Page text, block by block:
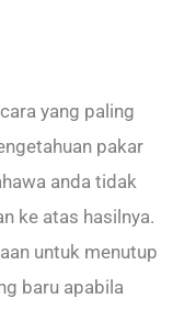
yang paling
pakar
anda tidak
ke atas hasilnya.
untuk menutup
baru apabila